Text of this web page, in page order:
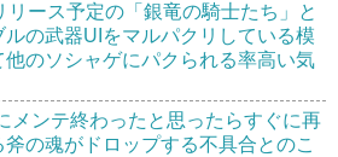
リース予定の「銀竜の騎士たち」と
の武器UIをマルパクリしている模
のソシャゲにパクられる率高い気
メンテ終わったと思ったらすぐに再
の魂がドロップする不具合とのこ